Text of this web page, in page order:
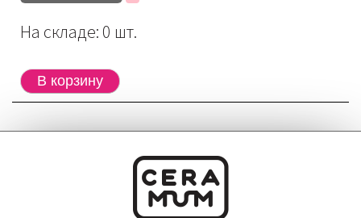
На складе: 0 шт.